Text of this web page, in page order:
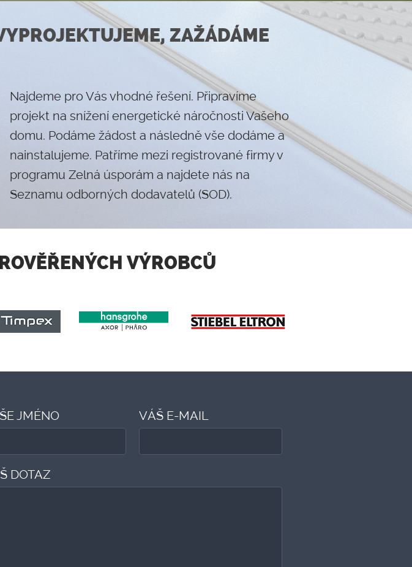
ZAŽÁDÁME
Najdeme pro Vás vhodné řešení. Připravíme
projekt na snížení energetické náročnosti Vašeho
domu. Podáme žádost a následně vše dodáme a
nainstalujeme. Patříme mezi registrované firmy v
programu Zelná úsporám a najdete nás na
Seznamu odborných dodavatelů (SOD).
VÝROBCŮ
JMÉNO VÁŠ E-MAIL
DOTAZ